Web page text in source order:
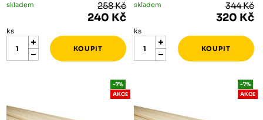
skladem 258 Kč
240 Kč
ks
skladem 344 Kč
320 Kč
ks
-7%
AKCE
-7%
AKCE